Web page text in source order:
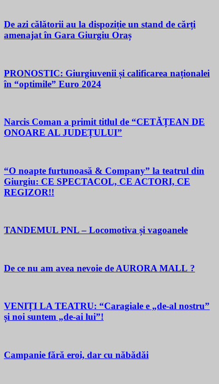
De azi călătorii au la dispoziție un stand de cărți
amenajat în Gara Giurgiu Oraș
PRONOSTIC: Giurgiuvenii și calificarea naționalei
în “optimile” Euro 2024
Narcis Coman a primit titlul de “CETĂȚEAN DE
ONOARE AL JUDEȚULUI”
“O noapte furtunoasă & Company” la teatrul din
Giurgiu: CE SPECTACOL, CE ACTORI, CE
REGIZOR!!
TANDEMUL PNL – Locomotiva și vagoanele
De ce nu am avea nevoie de AURORA MALL ?
VENIȚI LA TEATRU: “Caragiale e „de-al nostru”
și noi suntem „de-ai lui”!
Campanie fără eroi, dar cu năbădăi